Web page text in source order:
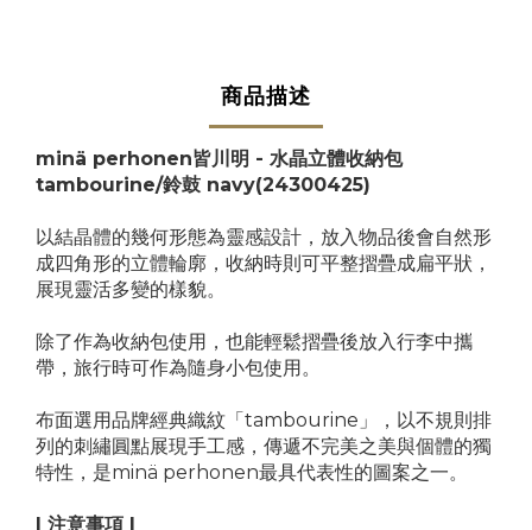
商品描述
minä perhonen皆川明 - 水晶立體收納包
tambourine/鈴鼓 navy(24300425)
以結晶體的幾何形態為靈感設計，放入物品後會自然形
成四角形的立體輪廓，收納時則可平整摺疊成扁平狀，
展現靈活多變的樣貌。
除了作為收納包使用，也能輕鬆摺疊後放入行李中攜
帶，旅行時可作為隨身小包使用。
布面選用品牌經典織紋「tambourine」，以不規則排
列的刺繡圓點展現手工感，傳遞不完美之美與個體的獨
特性，是minä perhonen最具代表性的圖案之一。
| 注意事項 |